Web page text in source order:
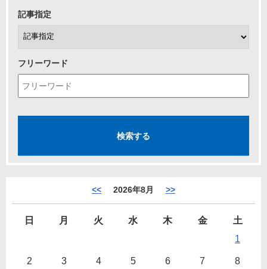
記事指定
フリーワード
<< 2026年8月 >>
日 月 火 水 木 金
土
1
2 3 4 5 6 7 8